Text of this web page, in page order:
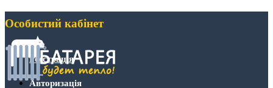
Особистий кабінет
Реєстрація
Авторизація